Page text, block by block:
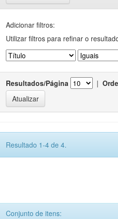
Adicionar filtros:
Utilizar filtros para refinar o
Resultados/Página |
Resultado 1-4 de 4.
Conjunto de itens: